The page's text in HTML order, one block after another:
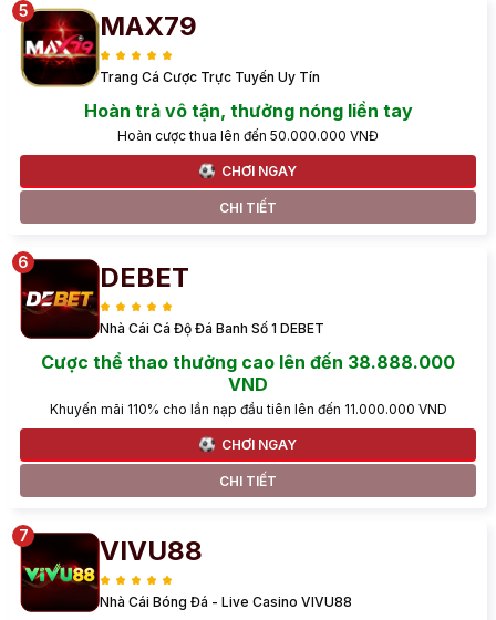
MAX79
Trang Cá Cược Trực Tuyến Uy Tín
Hoàn trả vô tận, thưởng nóng liền tay
Hoàn cược thua lên đến 50.000.000 VNĐ
CHƠI NGAY
CHI TIẾT
DEBET
Nhà Cái Cá Độ Đá Banh Số 1 DEBET
Cược thể thao thưởng cao lên đến 38.888.000
VND
Khuyến mãi 110% cho lần nạp đầu tiên lên đến 11.000.000 VND
CHƠI NGAY
CHI TIẾT
VIVU88
Nhà Cái Bóng Đá - Live Casino VIVU88